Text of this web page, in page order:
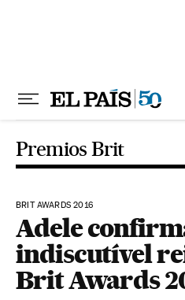
Premios Brit
BRIT AWARDS 2016
Adele
indiscutível
Brit Awards